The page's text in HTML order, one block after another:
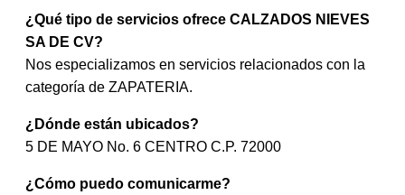
¿Qué tipo de servicios ofrece CALZADOS NIEVES
SA DE CV?
Nos especializamos en servicios relacionados con la
categoría de ZAPATERIA.
¿Dónde están ubicados?
5 DE MAYO No. 6 CENTRO C.P. 72000
¿Cómo puedo comunicarme?